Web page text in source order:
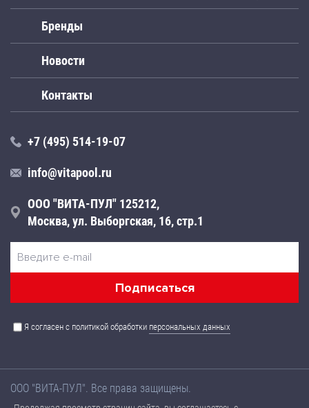
Бренды
Новости
Контакты
+7 (495) 514-19-07
info@vitapool.ru
ООО "ВИТА-ПУЛ" 125212,
Москва, ул. Выборгская, 16, стр.1
Я согласен с политикой обработки персональных данных
ООО "ВИТА-ПУЛ". Все права защищены.
Названия товаров, а также их технические характеристики,